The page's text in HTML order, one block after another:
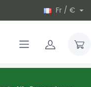
Fr / €